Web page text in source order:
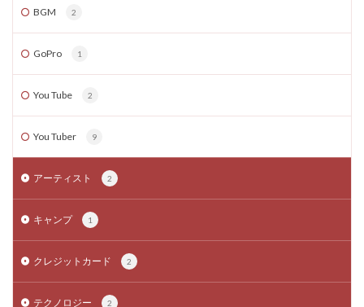
BGM 2
GoPro 1
You Tube 2
You Tuber 9
アーティスト 2
キャンプ 1
クレジットカード 2
テクノロジー 2